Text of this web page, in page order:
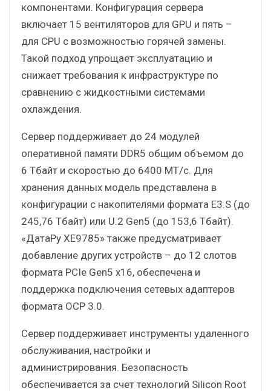
компонентами. Конфигурация сервера
включает 15 вентиляторов для GPU и пять –
для CPU с возможностью горячей замены.
Такой подход упрощает эксплуатацию и
снижает требования к инфраструктуре по
сравнению с жидкостными системами
охлаждения.
Сервер поддерживает до 24 модулей
оперативной памяти DDR5 общим объемом до
6 Тбайт и скоростью до 6400 МТ/с. Для
хранения данных модель представлена в
конфигурации с накопителями формата E3.S (до
245,76 Тбайт) или U.2 Gen5 (до 153,6 Тбайт).
«ДатаРу XE9785» также предусматривает
добавление других устройств – до 12 слотов
формата PCIe Gen5 x16, обеспечена и
поддержка подключения сетевых адаптеров
формата OCP 3.0.
Сервер поддерживает инструменты удаленного
обслуживания, настройки и
администрирования. Безопасность
обеспечивается за счет технологий Silicon Root